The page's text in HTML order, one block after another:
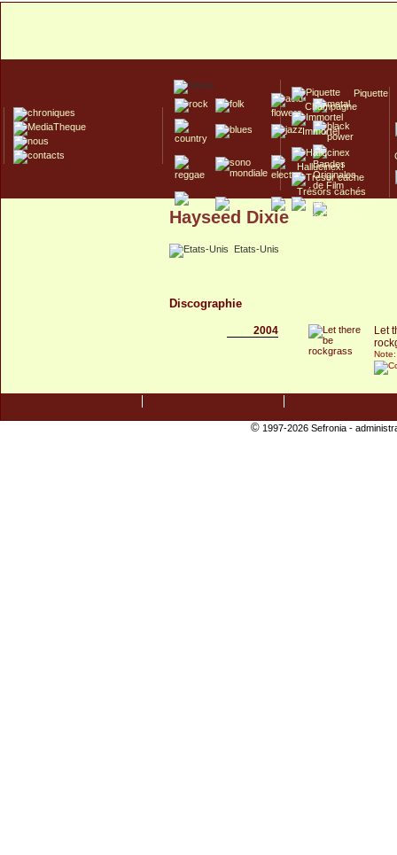
Piquette
Champagne
Immortel
Hallucinex!
Trésors cachés
Culte/Collector
Hayseed Dixie
Etats-Unis
Discographie
2004
Let
©1997-2026 Sefronia -